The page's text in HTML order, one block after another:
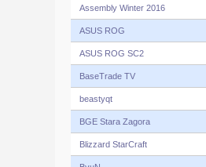
Assembly Winter 2016
ASUS ROG
ASUS ROG SC2
BaseTrade TV
beastyqt
BGE Stara Zagora
Blizzard StarCraft